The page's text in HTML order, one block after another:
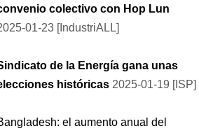
colectivo con Hop Lun
01-23 [IndustriALL]
de la Energía gana unas
históricas 2025-01-19 [ISP]
el aumento anual del